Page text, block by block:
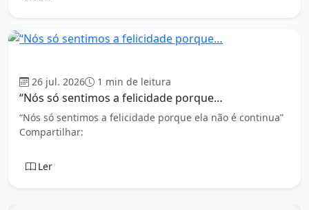
26 jul. 2026 1 min de leitura
“Nós só sentimos a felicidade porque…
“Nós só sentimos a felicidade porque ela não é continua”
Compartilhar:
Ler